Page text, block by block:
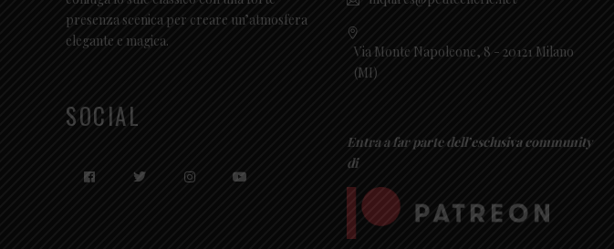
presenza scenica per creare un’atmosfera
elegante e magica.
SOCIAL
Via Monte Napoleone, 8 - 20121 Milano
(MI)
Entra a far parte dell’esclusiva community
di